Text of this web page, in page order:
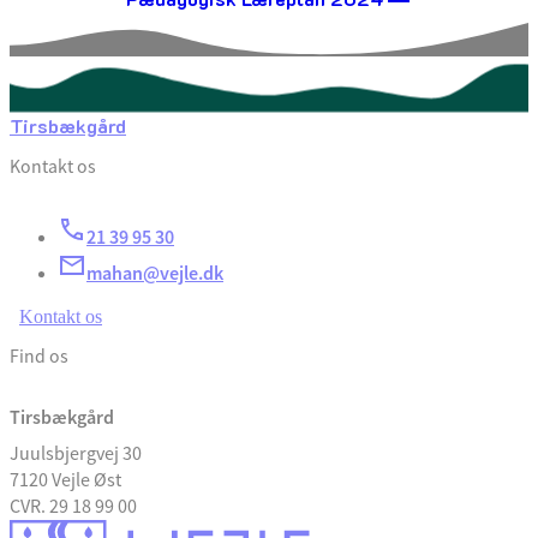
Tirsbækgård
Kontakt os
21 39 95 30
mahan@vejle.dk
Kontakt os
Find os
Tirsbækgård
Juulsbjergvej 30
7120 Vejle Øst
CVR. 29 18 99 00